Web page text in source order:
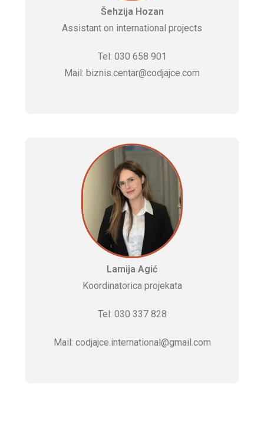
Šehzija Hozan
Assistant on international projects
Tel: 030 658 901
Mail: biznis.centar@codjajce.com
Lamija Agić
Koordinatorica projekata
Tel: 030 337 828
Mail: codjajce.international@gmail.com